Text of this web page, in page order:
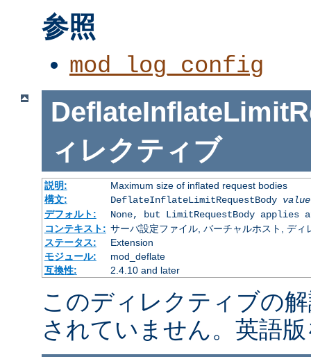
参照
mod_log_config
ィレクティブ
説明:
Maximum size of inflated request bodies
構文:
DeflateInflateLimitRequestBody value
デフォルト:
None, but LimitRequestBody
コンテキスト: サーバ設定ファイル, バーチャルホスト, ディ
ステータス:
Extension
モジュール:
mod_deflate
互換性:
2.4.10 and later
このディレクティブの
されていません。英語